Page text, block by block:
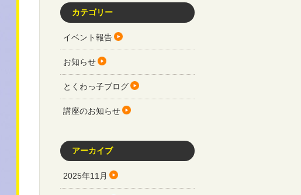
カテゴリー
イベント報告
お知らせ
とくわっ子ブログ
講座のお知らせ
アーカイブ
2025年11月